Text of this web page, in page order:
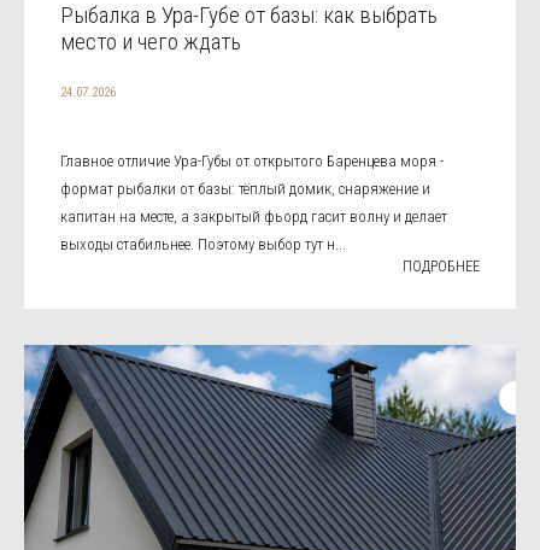
Рыбалка в Ура-Губе от базы: как выбрать
место и чего ждать
24.07.2026
Главное отличие Ура-Губы от открытого Баренцева моря -
формат рыбалки от базы: тёплый домик, снаряжение и
капитан на месте, а закрытый фьорд гасит волну и делает
выходы стабильнее. Поэтому выбор тут н...
ПОДРОБНЕЕ